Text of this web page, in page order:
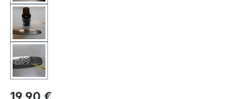
19,90 €